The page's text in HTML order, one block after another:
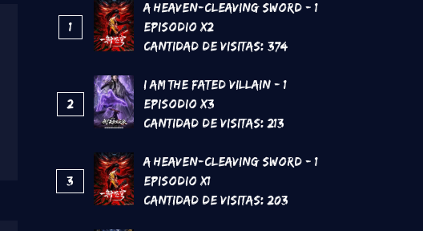
1
A Heaven-Cleaving Sword - 1
Episodio x2
Cantidad de Visitas: 374
2
I Am The Fated Villain - 1
Episodio x3
Cantidad de Visitas: 213
3
A Heaven-Cleaving Sword - 1
Episodio x1
Cantidad de Visitas: 203